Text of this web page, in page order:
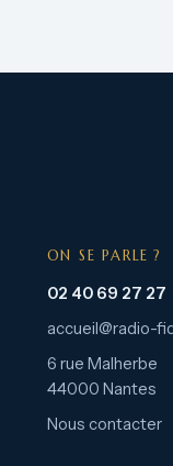
ON SE PARLE ?
02 40 69 27 27
accueil@radio-
6 rue Malherbe
44000 Nantes
Nous contacter